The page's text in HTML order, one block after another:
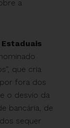
a
que cria
fora dos
o desvio da
bancária, de
sequer